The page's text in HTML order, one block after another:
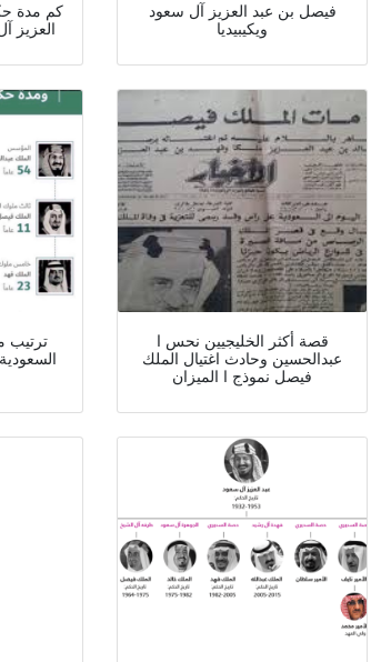
كم مدة
العزيز
فيصل بن عبد العزيز آل سعود
ويكيبيديا
ترتيب
قصة أكثر الخليجيين نحس ا
عبدالحسين وحادث اغتيال الملك
فيصل نموذج ا الميزان